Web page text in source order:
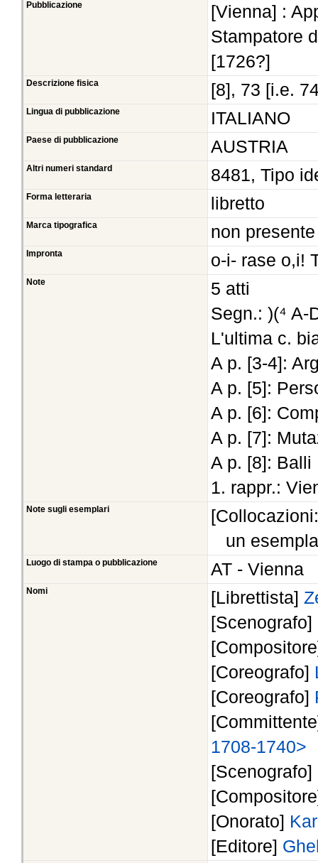
Pubblicazione
[Vienna] :
Stampatore
[1726?]
Descrizione fisica [8], 73 [i.e.
Lingua di pubblicazione ITALIANO
Paese di pubblicazione AUSTRIA
Altri numeri standard 8481, Tipo
Forma letteraria libretto
Marca tipografica non presente
Impronta o-i- rase o,i!
Note
5 atti
Segn.: )(⁴ A-
L'ultima c.
A p. [3-4]:
A p. [5]:
A p. [6]:
A p. [7]:
A p. [8]: Balli
1. rappr.:
Note sugli esemplari
un
Luogo di stampa o pubblicazione AT - Vienna
Nomi [Librettista]
[Scenografo]
[Coreografo]
[Coreografo]
1708-1740>
[Scenografo]
[Onorato]
[Editore]